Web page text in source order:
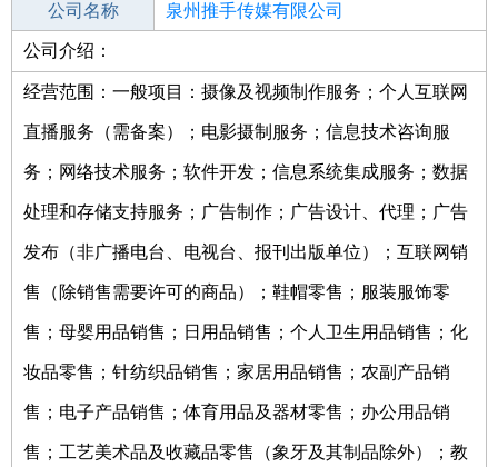
公司名称 泉州推手传媒有限公司
公司类型
公司介绍：
经营范围：一般项目：摄像及视频制作服务；个人互联网
直播服务（需备案）；电影摄制服务；信息技术咨询服
务；网络技术服务；软件开发；信息系统集成服务；数据
处理和存储支持服务；广告制作；广告设计、代理；广告
发布（非广播电台、电视台、报刊出版单位）；互联网销
售（除销售需要许可的商品）；鞋帽零售；服装服饰零
售；母婴用品销售；日用品销售；个人卫生用品销售；化
妆品零售；针纺织品销售；家居用品销售；农副产品销
售；电子产品销售；体育用品及器材零售；办公用品销
售；工艺美术品及收藏品零售（象牙及其制品除外）；教